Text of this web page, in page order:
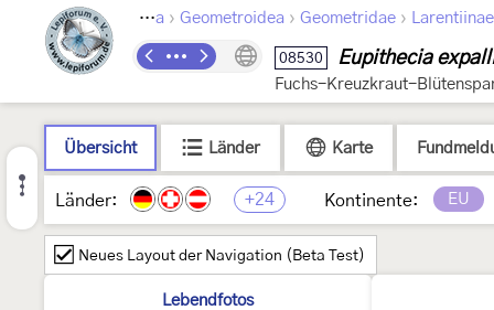
Lepidoptera › Geometroidea › Geometridae › Larentiinae
08530 Eupithecia
Fuchs-Kreuzkraut-
Übersicht Länder Karte
Länder: +24 Kontinente: EU
Neues Layout der Navigation (Beta Test)
Lebendfotos